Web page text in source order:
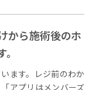
から施術後のホ
ます。レジ前のわか
アプリはメンバーズ